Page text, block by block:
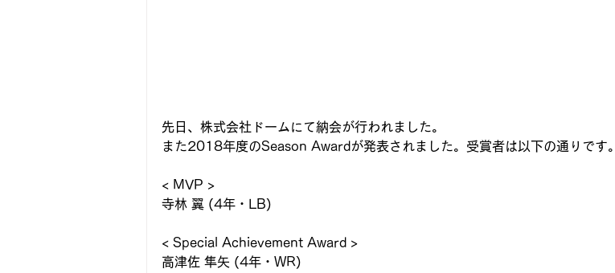
先日、株式会社ドームにて納会が行われました。
また2018年度のSeason Awardが発表されました。受賞者は以下の通りです。
< MVP >
寺林 翼 (4年・LB)
< Special Achievement Award >
高津佐 隼矢 (4年・WR)